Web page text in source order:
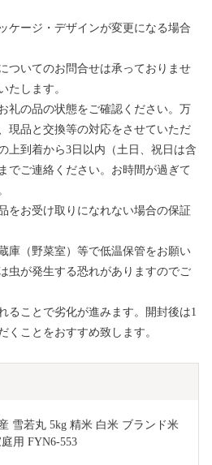
ケージ・デザインが変更になる場合
ついてのお問合せは承っておりませ
たします。
礼の品の状態をご確認ください。万
現品と交換等の対応をさせていただ
上到着から3日以内（土日、祝日は含
でご連絡ください。お時間が過ぎて
をお受け取りになれない場合の保証
庫（野菜室）等で低温保管をお願い
虫が発生する恐れがありますのでご
ることで劣化が進みます。開封後は1
くことをおすすめ致します。
雪若丸 5kg 精米 白米 ブランド米
用 FYN6-553